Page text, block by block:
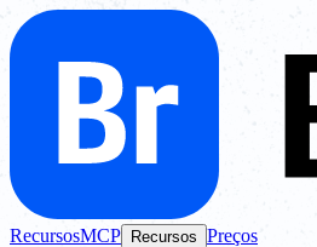
RecursosMCP Recursos Preços